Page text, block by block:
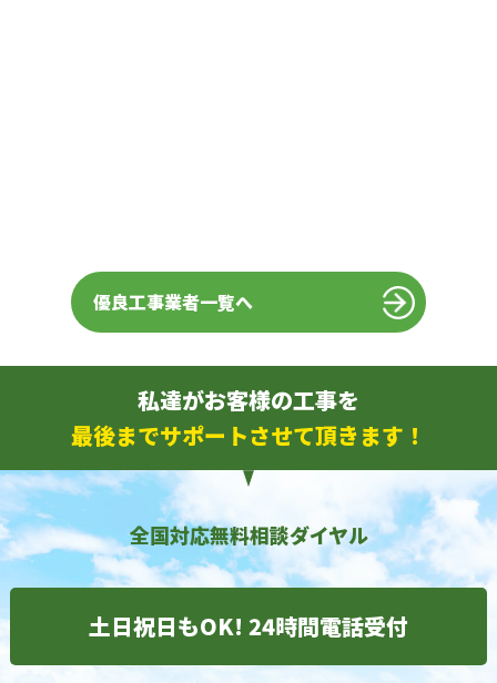
優良工事業者一覧へ
私達がお客様の工事を
最後までサポートさせて頂きます！
全国対応無料相談ダイヤル
土日祝日もOK! 24時間電話受付